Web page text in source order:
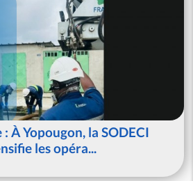
À Yopougon, la SODECI
les opéra...